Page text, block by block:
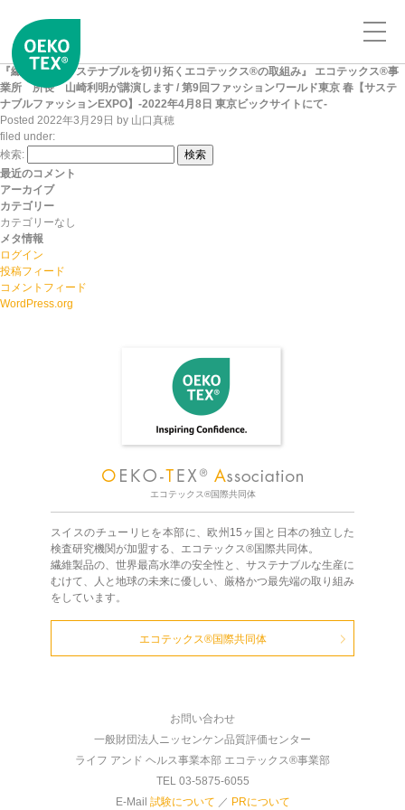
『繊維産業のサステナブルを切り拓くエコテックス®の取組み』 エコテックス®事
業所 所長 山崎利明が講演します / 第9回ファッションワールド東京 春【サステ
ナブルファッションEXPO】-2022年4月8日 東京ビックサイトにて-
Posted 2022年3月29日 by 山口真穂
filed under:
検索:
検索
最近のコメント
アーカイブ
カテゴリー
カテゴリーなし
メタ情報
ログイン
投稿フィード
コメントフィード
WordPress.org
エコテックス®国際共同体
スイスのチューリヒを本部に、欧州15ヶ国と日本の独立した
検査研究機関が加盟する、エコテックス®国際共同体。
繊維製品の、世界最高水準の安全性と、サステナブルな生産に
むけて、人と地球の未来に優しい、厳格かつ最先端の取り組み
をしています。
エコテックス®国際共同体
お問い合わせ
一般財団法人ニッセンケン品質評価センター
ライフ アンド ヘルス事業本部 エコテックス®事業部
TEL 03-5875-6055
E-Mail 試験について ／ PRについて